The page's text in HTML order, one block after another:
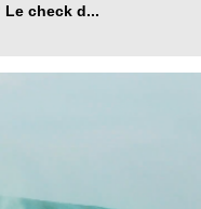
Le check d...